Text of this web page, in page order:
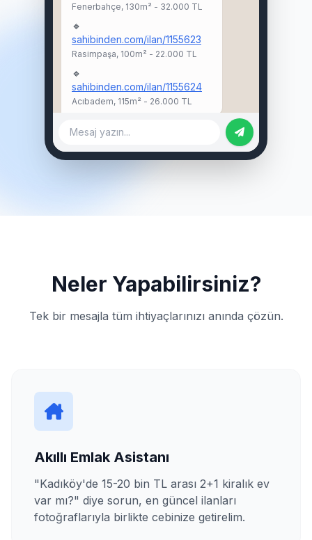
Fenerbahçe, 130m² - 32.000 TL
🔹
sahibinden.com/ilan/1155623
Rasimpaşa, 100m² - 22.000 TL
🔹
sahibinden.com/ilan/1155624
Acıbadem, 115m² - 26.000 TL
Mesaj yazın...
Neler Yapabilirsiniz?
Tek bir mesajla tüm ihtiyaçlarınızı anında çözün.
Akıllı Emlak Asistanı
"Kadıköy'de 15-20 bin TL arası 2+1 kiralık ev
var mı?" diye sorun, en güncel ilanları
fotoğraflarıyla birlikte cebinize getirelim.